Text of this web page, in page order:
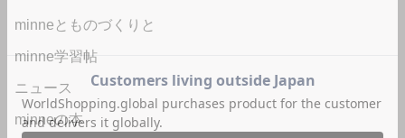
minneとものづくりと
minne学習帖
ニュース
minneの本